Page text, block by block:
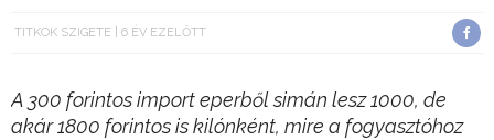
TITKOK SZIGETE 6 ÉV EZELŐTT
A 300 forintos import eperből simán lesz 1000, de
akár 1800 forintos is kilónként, mire a fogyasztóhoz